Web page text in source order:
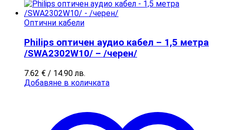
Оптични кабели
Philips оптичен аудио кабел – 1,5 метра
/SWA2302W10/ – /черен/
7.62 € / 14.90 лв.
Добавяне в количката